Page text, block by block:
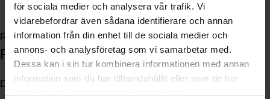
för sociala medier och analysera vår trafik. Vi
vidarebefordrar även sådana identifierare och annan
information från din enhet till de sociala medier och
annons- och analysföretag som vi samarbetar med.
Dessa kan i sin tur kombinera informationen med annan
information som du har tillhandahållit eller som de har
KÖN
Recensioner (0)
Recensioner
Det finns inga recensioner än.